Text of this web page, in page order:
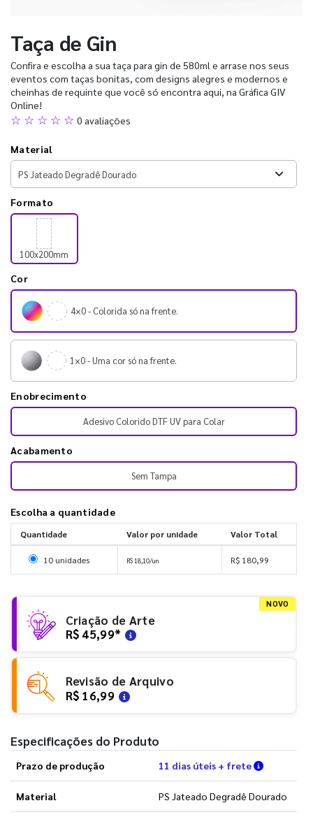
Taça de Gin
Confira e escolha a sua taça para gin de 580ml e arrase nos seus
eventos com taças bonitas, com designs alegres e modernos e
cheinhas de requinte que você só encontra aqui, na Gráfica GIV
Online!
☆ ☆ ☆ ☆ ☆ 0 avaliações
Material
Formato
100x200mm
Cor
4×0 - Colorida só na frente.
1×0 - Uma cor só na frente.
Enobrecimento
Adesivo Colorido DTF UV para Colar
Acabamento
Sem Tampa
Escolha a quantidade
Quantidade Valor por unidade Valor Total
Selecionar 10 unidades
10 unidades R$ 18,10/un R$ 180,99
NOVO
Criação de Arte
R$ 45,99*
Revisão de Arquivo
R$ 16,99
Especificações do Produto
Prazo de produção 11 dias úteis + frete Verifique
Material PS Jateado Degradê Dourado